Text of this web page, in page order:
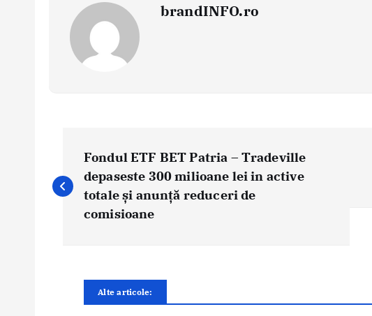
brandINFO.ro
v
i
Fondul ETF BET Patria – Tradeville
depaseste 300 milioane lei in active
totale și anunță reduceri de
comisioane
Alte articole: